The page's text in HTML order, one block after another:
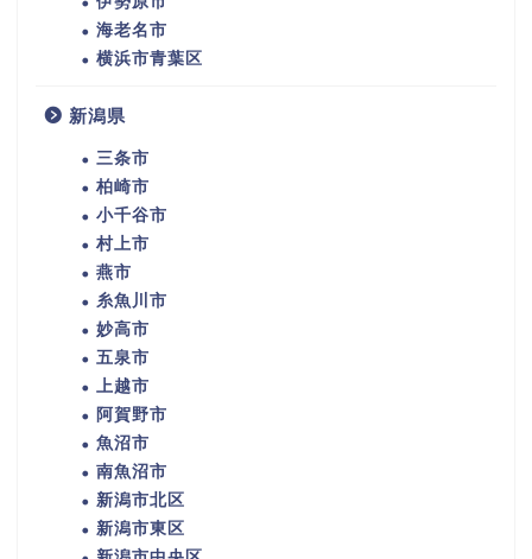
海老名市
横浜市青葉区
新潟県
三条市
柏崎市
小千谷市
村上市
燕市
糸魚川市
妙高市
五泉市
上越市
阿賀野市
魚沼市
南魚沼市
新潟市北区
新潟市東区